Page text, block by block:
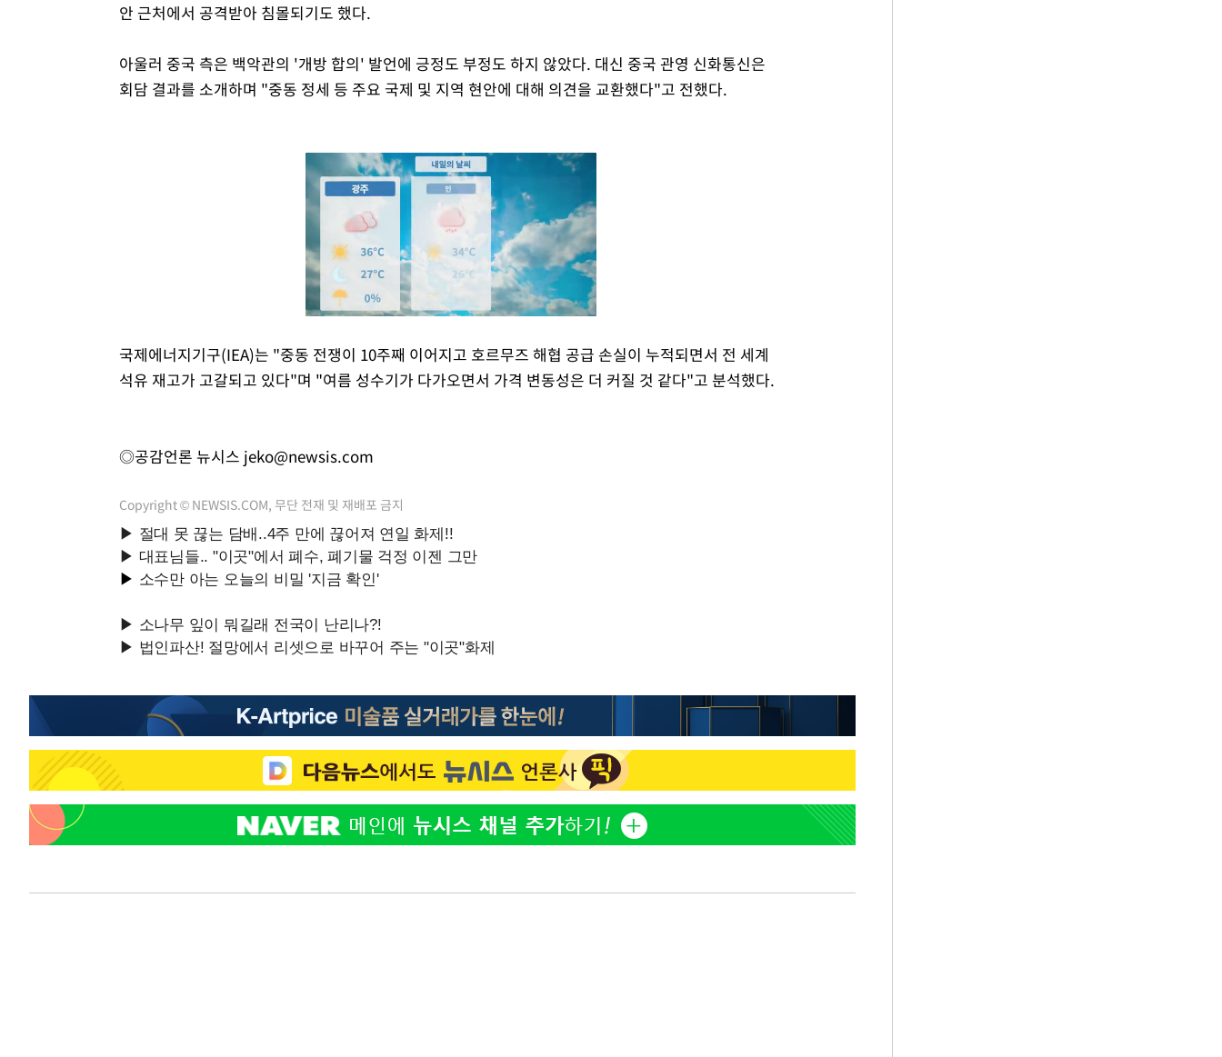
안 근처에서 공격받아 침몰되기도 했다.
아울러 중국 측은 백악관의 '개방 합의' 발언에 긍정도 부정도 하지 않았다. 대신 중국 관영 신화통신은
회담 결과를 소개하며 "중동 정세 등 주요 국제 및 지역 현안에 대해 의견을 교환했다"고 전했다.
Mute
국제에너지기구(IEA)는 "중동 전쟁이 10주째 이어지고 호르무즈 해협 공급 손실이 누적되면서 전 세계
석유 재고가 고갈되고 있다"며 "여름 성수기가 다가오면서 가격 변동성은 더 커질 것 같다"고 분석했다.
◎공감언론 뉴시스 jeko@newsis.com
Copyright © NEWSIS.COM, 무단 전재 및 재배포 금지